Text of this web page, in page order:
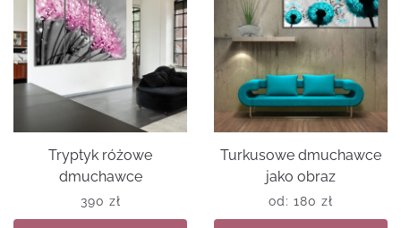
Tryptyk różowe
dmuchawce
390 zł
Turkusowe dmuchawce
jako obraz
od: 180 zł